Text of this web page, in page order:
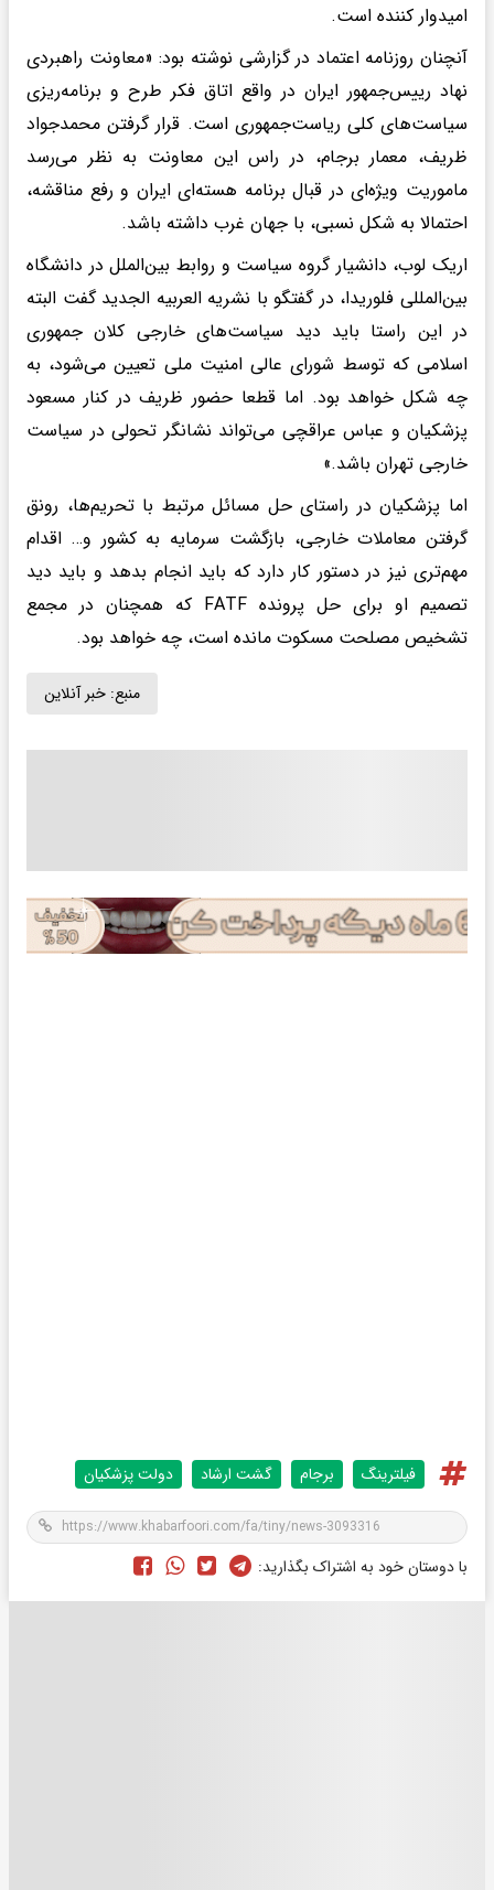
امیدوار کننده است.
آنچنان روزنامه اعتماد در گزارشی نوشته بود: «معاونت راهبردی
نهاد رییس‌جمهور ایران در واقع اتاق فکر طرح و برنامه‌ریزی
سیاست‌های کلی ریاست‌جمهوری است. قرار گرفتن محمدجواد
ظریف، معمار برجام، در راس این معاونت به نظر می‌رسد
ماموریت ویژه‌ای در قبال برنامه هسته‌ای ایران و رفع مناقشه،
احتمالا به شکل نسبی، با جهان غرب داشته باشد.
اریک لوب، دانشیار گروه سیاست و روابط بین‌الملل در دانشگاه
بین‌المللی فلوریدا، در گفتگو با نشریه العربیه الجدید گفت البته
در این راستا باید دید سیاست‌های خارجی کلان جمهوری
اسلامی که توسط شورای عالی امنیت ملی تعیین می‌شود، به
چه شکل خواهد بود. اما قطعا حضور ظریف در کنار مسعود
پزشکیان و عباس عراقچی می‌تواند نشانگر تحولی در سیاست
خارجی تهران باشد.»
اما پزشکیان در راستای حل مسائل مرتبط با تحریم‌ها، رونق
گرفتن معاملات خارجی، بازگشت سرمایه به کشور و… اقدام
مهم‌تری نیز در دستور کار دارد که باید انجام بدهد و باید دید
تصمیم او برای حل پرونده FATF که همچنان در مجمع
تشخیص مصلحت مسکوت مانده است، چه خواهد بود.
منبع: خبر آنلاین
فیلترینگ برجام گشت ارشاد دولت پزشکیان
با دوستان خود به اشتراک بگذارید: